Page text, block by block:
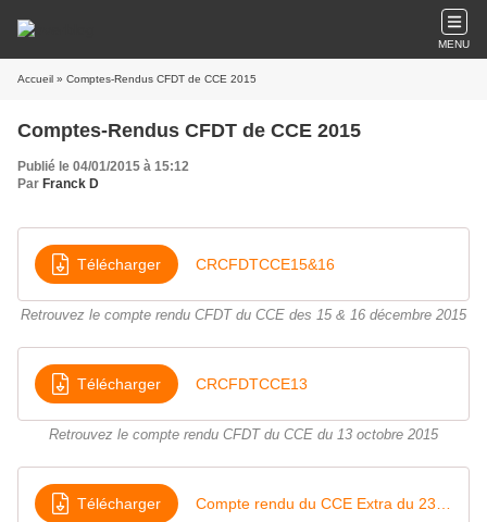
MENU
Accueil » Comptes-Rendus CFDT de CCE 2015
Comptes-Rendus CFDT de CCE 2015
Publié le 04/01/2015 à 15:12
Par Franck D
Télécharger CRCFDTCCE15&16
Retrouvez le compte rendu CFDT du CCE des 15 & 16 décembre 2015
Télécharger CRCFDTCCE13
Retrouvez le compte rendu CFDT du CCE du 13 octobre 2015
Télécharger